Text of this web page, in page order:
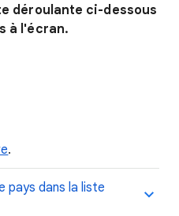
déroulante ci-dessous
à l'écran.
.
pays dans la liste